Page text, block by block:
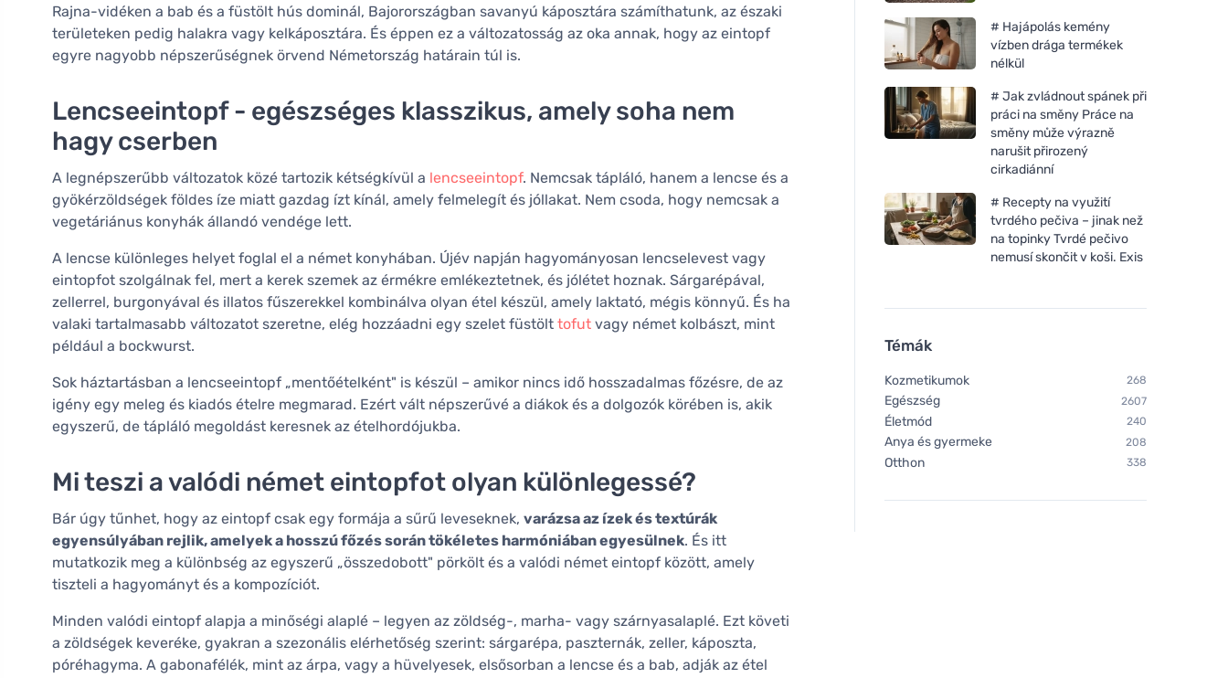
Rajna-vidéken a bab és a füstölt hús dominál, Bajorországban savanyú káposztára számíthatunk, az északi
területeken pedig halakra vagy kelkáposztára. És éppen ez a változatosság az oka annak, hogy az eintopf
egyre nagyobb népszerűségnek örvend Németország határain túl is.
Lencseeintopf - egészséges klasszikus, amely soha nem
hagy cserben
A legnépszerűbb változatok közé tartozik kétségkívül a lencseeintopf. Nemcsak tápláló, hanem a lencse és a
gyökérzöldségek földes íze miatt gazdag ízt kínál, amely felmelegít és jóllakat. Nem csoda, hogy nemcsak a
vegetáriánus konyhák állandó vendége lett.
A lencse különleges helyet foglal el a német konyhában. Újév napján hagyományosan lencselevest vagy
eintopfot szolgálnak fel, mert a kerek szemek az érmékre emlékeztetnek, és jólétet hoznak. Sárgarépával,
zellerrel, burgonyával és illatos fűszerekkel kombinálva olyan étel készül, amely laktató, mégis könnyű. És ha
valaki tartalmasabb változatot szeretne, elég hozzáadni egy szelet füstölt tofut vagy német kolbászt, mint
például a bockwurst.
Sok háztartásban a lencseeintopf „mentőételként" is készül – amikor nincs idő hosszadalmas főzésre, de az
igény egy meleg és kiadós ételre megmarad. Ezért vált népszerűvé a diákok és a dolgozók körében is, akik
egyszerű, de tápláló megoldást keresnek az ételhordójukba.
Mi teszi a valódi német eintopfot olyan különlegessé?
Bár úgy tűnhet, hogy az eintopf csak egy formája a sűrű leveseknek, varázsa az ízek és textúrák
egyensúlyában rejlik, amelyek a hosszú főzés során tökéletes harmóniában egyesülnek. És itt
mutatkozik meg a különbség az egyszerű „összedobott" pörkölt és a valódi német eintopf között, amely
tiszteli a hagyományt és a kompozíciót.
Minden valódi eintopf alapja a minőségi alaplé – legyen az zöldség-, marha- vagy szárnyasalaplé. Ezt követi
a zöldségek keveréke, gyakran a szezonális elérhetőség szerint: sárgarépa, paszternák, zeller, káposzta,
póréhagyma. A gabonafélék, mint az árpa, vagy a hüvelyesek, elsősorban a lencse és a bab, adják az étel
# Hajápolás kemény
vízben drága termékek
nélkül
# Jak zvládnout spánek při
práci na směny Práce na
směny může výrazně
narušit přirozený
cirkadiánní
# Recepty na využití
tvrdého pečiva – jinak než
na topinky Tvrdé pečivo
nemusí skončit v koši. Exis
Témák
Kozmetikumok 268
Egészség 2607
Életmód 240
Anya és gyermeke 208
Otthon 338